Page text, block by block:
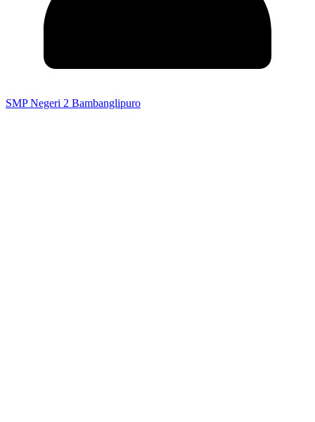
SMP Negeri 2 Bambanglipuro